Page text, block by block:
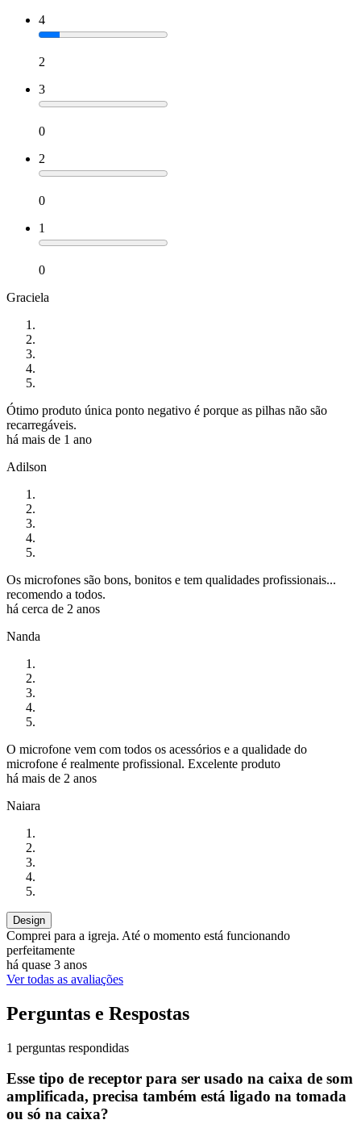
4
2
3
0
2
0
1
0
Graciela
Ótimo produto única ponto negativo é porque as pilhas não são
recarregáveis.
há mais de 1 ano
Adilson
Os microfones são bons, bonitos e tem qualidades profissionais...
recomendo a todos.
há cerca de 2 anos
Nanda
O microfone vem com todos os acessórios e a qualidade do
microfone é realmente profissional. Excelente produto
há mais de 2 anos
Naiara
Design
Comprei para a igreja. Até o momento está funcionando
perfeitamente
há quase 3 anos
Ver todas as avaliações
Perguntas e Respostas
1 perguntas respondidas
Esse tipo de receptor para ser usado na caixa de som
amplificada, precisa também está ligado na tomada
ou só na caixa?